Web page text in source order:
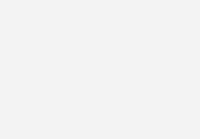
Brandtest (Video)
„Wir ko ntaktieren die Zellen mit
unseres Podcasts.